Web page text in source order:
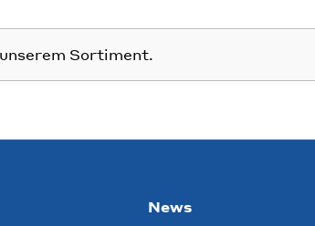
Sortiment.
News